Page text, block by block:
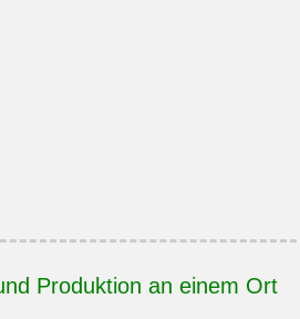
Produktion an einem Ort